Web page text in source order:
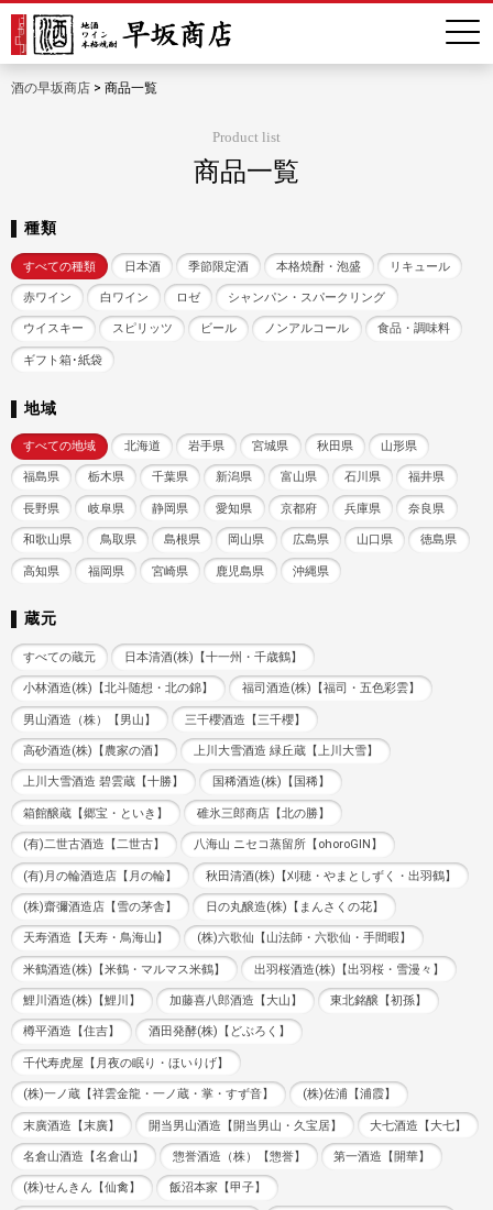
酒の早坂商店 > 商品一覧
Product list
商品一覧
種類
すべての種類 日本酒 季節限定酒 本格焼酎・泡盛 リキュール
赤ワイン 白ワイン ロゼ シャンパン・スパークリング
ウイスキー スピリッツ ビール ノンアルコール 食品・調味料
ギフト箱･紙袋
地域
すべての地域 北海道 岩手県 宮城県 秋田県 山形県
福島県 栃木県 千葉県 新潟県 富山県 石川県 福井県
長野県 岐阜県 静岡県 愛知県 京都府 兵庫県 奈良県
和歌山県 鳥取県 島根県 岡山県 広島県 山口県 徳島県
高知県 福岡県 宮崎県 鹿児島県 沖縄県
蔵元
すべての蔵元 日本清酒(株)【十一州・千歳鶴】
小林酒造(株)【北斗随想・北の錦】 福司酒造(株)【福司・五色彩雲】
男山酒造（株）【男山】 三千櫻酒造【三千櫻】
高砂酒造(株)【農家の酒】 上川大雪酒造 緑丘蔵【上川大雪】
上川大雪酒造 碧雲蔵【十勝】 国稀酒造(株)【国稀】
箱館醸蔵【郷宝・といき】 碓氷三郎商店【北の勝】
(有)二世古酒造【二世古】 八海山 ニセコ蒸留所【ohoroGIN】
(有)月の輪酒造店【月の輪】 秋田清酒(株)【刈穂・やまとしずく・出羽鶴】
(株)齋彌酒造店【雪の茅舎】 日の丸醸造(株)【まんさくの花】
天寿酒造【天寿・鳥海山】 (株)六歌仙【山法師・六歌仙・手間暇】
米鶴酒造(株)【米鶴・マルマス米鶴】 出羽桜酒造(株)【出羽桜・雪漫々】
鯉川酒造(株)【鯉川】 加藤喜八郎酒造【大山】 東北銘醸【初孫】
樽平酒造【住吉】 酒田発酵(株)【どぶろく】
千代寿虎屋【月夜の眠り・ほいりげ】
(株)一ノ蔵【祥雲金龍・一ノ蔵・掌・すず音】 (株)佐浦【浦霞】
末廣酒造【末廣】 開当男山酒造【開当男山・久宝居】 大七酒造【大七】
名倉山酒造【名倉山】 惣誉酒造（株）【惣誉】 第一酒造【開華】
(株)せんきん【仙禽】 飯沼本家【甲子】